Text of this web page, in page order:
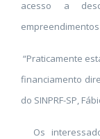
acesso a
“Praticamente
financiamento
do SINPRF-SP,
Os